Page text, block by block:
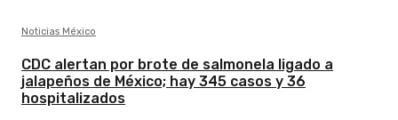
Noticias México
CDC alertan por brote de salmonela ligado a
jalapeños de México; hay 345 casos y 36
hospitalizados